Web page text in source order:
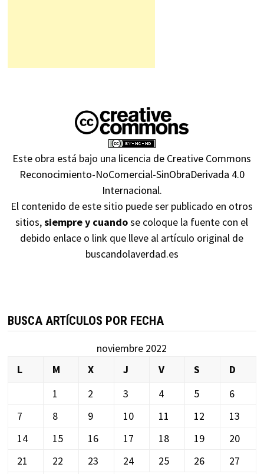
Este obra está bajo una licencia de Creative Commons
Reconocimiento-NoComercial-SinObraDerivada 4.0
Internacional.
El contenido de este sitio puede ser publicado en otros
sitios,siempre y cuandose coloque la fuente con el
debido enlace o link que lleve al artículo original de
buscandolaverdad.es
BUSCA ARTÍCULOS POR FECHA
noviembre 2022
L
M X J V S
D
1
2 3 4 5
6
7
8 9 10 11 12
13
14
15 16 17 18 19
20
21
22 23 24 25 26 27